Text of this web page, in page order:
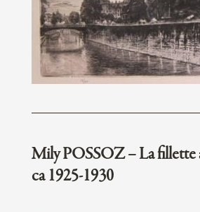
Mily POSSOZ – La fillette
ca 1925-1930